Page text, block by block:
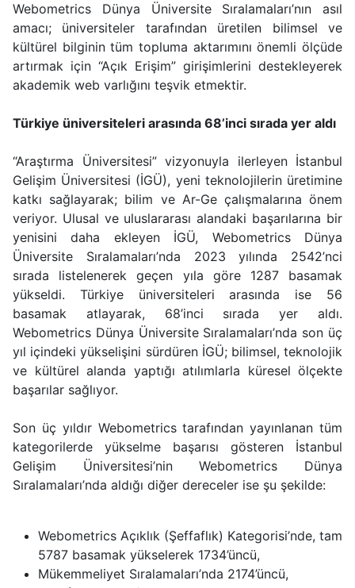
Webometrics Dünya Üniversite Sıralamaları’nın asıl
amacı; üniversiteler tarafından üretilen bilimsel ve
kültürel bilginin tüm topluma aktarımını önemli ölçüde
artırmak için “Açık Erişim” girişimlerini destekleyerek
akademik web varlığını teşvik etmektir.
Türkiye üniversiteleri arasında 68’inci sırada yer aldı
“Araştırma Üniversitesi” vizyonuyla ilerleyen İstanbul
Gelişim Üniversitesi (İGÜ), yeni teknolojilerin üretimine
katkı sağlayarak; bilim ve Ar-Ge çalışmalarına önem
veriyor. Ulusal ve uluslararası alandaki başarılarına bir
yenisini daha ekleyen İGÜ, Webometrics Dünya
Üniversite Sıralamaları’nda 2023 yılında 2542’nci
sırada listelenerek geçen yıla göre 1287 basamak
yükseldi. Türkiye üniversiteleri arasında ise 56
basamak atlayarak, 68’inci sırada yer aldı.
Webometrics Dünya Üniversite Sıralamaları’nda son üç
yıl içindeki yükselişini sürdüren İGÜ; bilimsel, teknolojik
ve kültürel alanda yaptığı atılımlarla küresel ölçekte
başarılar sağlıyor.
Son üç yıldır Webometrics tarafından yayınlanan tüm
kategorilerde yükselme başarısı gösteren İstanbul
Gelişim Üniversitesi’nin Webometrics Dünya
Sıralamaları’nda aldığı diğer dereceler ise şu şekilde:
Webometrics Açıklık (Şeffaflık) Kategorisi’nde, tam
5787 basamak yükselerek 1734’üncü,
Mükemmeliyet Sıralamaları’nda 2174’üncü,